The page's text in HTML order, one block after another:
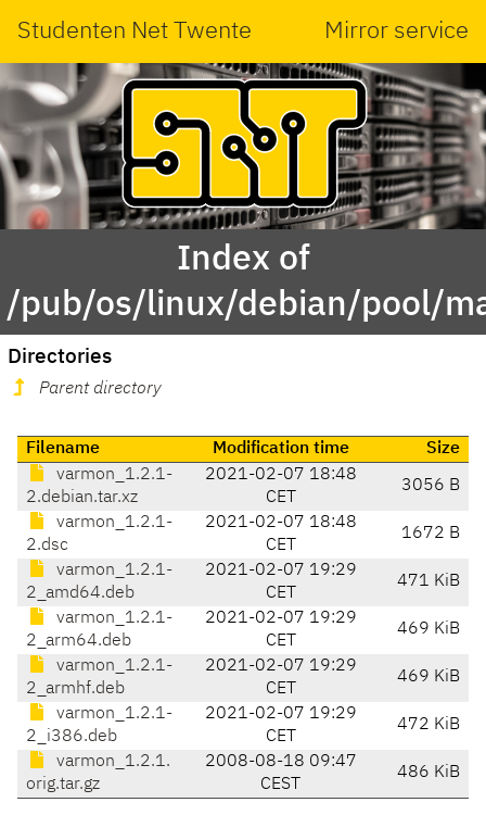
Studenten Net Twente Mirror service
Index of
/pub/os/linux/debian/pool/
Directories
Parent directory
Filename Modification time
Size
varmon_1.2.1-
2.debian.tar.xz
2021-02-07 18:48
CET
3056 B
varmon_1.2.1-
2.dsc
2021-02-07 18:48
CET
1672 B
varmon_1.2.1-
2_amd64.deb
2021-02-07 19:29
CET
471 KiB
varmon_1.2.1-
2_arm64.deb
2021-02-07 19:29
CET
469 KiB
varmon_1.2.1-
2_armhf.deb
2021-02-07 19:29
CET
469 KiB
varmon_1.2.1-
2_i386.deb
2021-02-07 19:29
CET
472 KiB
varmon_1.2.1.
orig.tar.gz
2008-08-18 09:47
CEST
486 KiB